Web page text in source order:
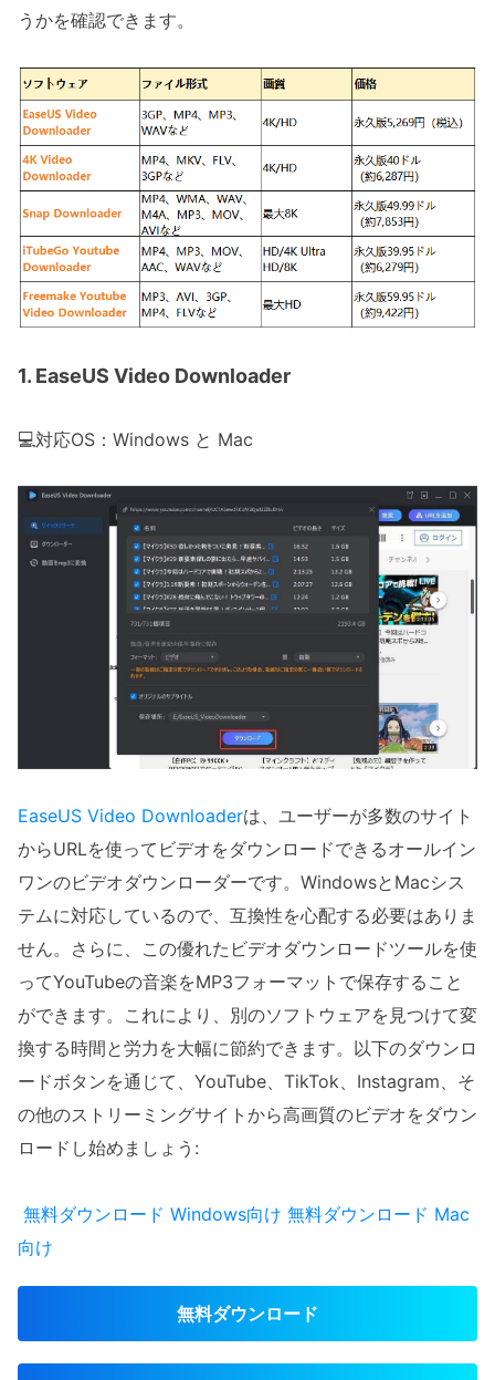
うかを確認できます。
1. EaseUS Video Downloader
💻対応OS：Windows と Mac
EaseUS Video Downloaderは、ユーザーが多数のサイト
からURLを使ってビデオをダウンロードできるオールイン
ワンのビデオダウンローダーです。WindowsとMacシス
テムに対応しているので、互換性を心配する必要はありま
せん。さらに、この優れたビデオダウンロードツールを使
ってYouTubeの音楽をMP3フォーマットで保存すること
ができます。これにより、別のソフトウェアを見つけて変
換する時間と労力を大幅に節約できます。以下のダウンロ
ードボタンを通じて、YouTube、TikTok、Instagram、そ
の他のストリーミングサイトから高画質のビデオをダウン
ロードし始めましょう:
無料ダウンロード Windows向け 無料ダウンロード Mac
向け
無料ダウンロード